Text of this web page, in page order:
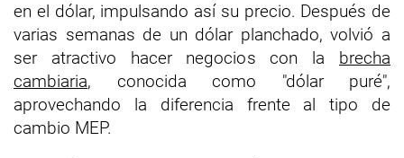
en el dólar, impulsando así su precio. Después de
varias semanas de un dólar planchado, volvió a
ser atractivo hacer negocios con la brecha
cambiaria, conocida como "dólar puré",
aprovechando la diferencia frente al tipo de
cambio MEP.